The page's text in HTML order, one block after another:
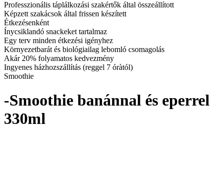
Professzionális táplálkozási szakértők által összeállított
Képzett szakácsok által frissen készített
Étkezésenként
Ínycsiklandó snackeket tartalmaz
Egy terv minden étkezési igényhez
Környezetbarát és biológiailag lebomló csomagolás
Akár 20% folyamatos kedvezmény
Ingyenes házhozszállítás (reggel 7 óràtól)
Smoothie
-Smoothie banánnal és eperrel
330ml